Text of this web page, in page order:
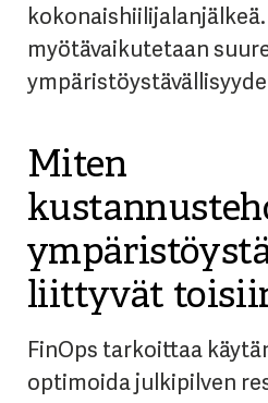
myötävaikutetaan
Miten
liittyvät
FinOps tarkoittaa
optimoida julkipilven